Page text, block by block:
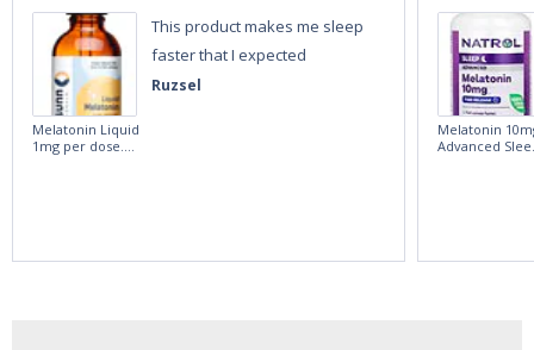
Ruzsel
This product makes me sleep
faster that I expected
Melatonin Liquid
1mg per dose.
Melatonin
Advanced